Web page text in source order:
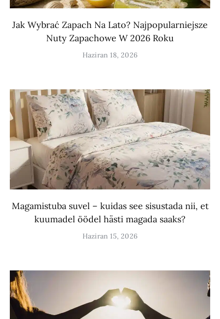
Jak Wybrać Zapach Na Lato? Najpopularniejsze
Nuty Zapachowe W 2026 Roku
Haziran 18, 2026
Magamistuba suvel – kuidas see sisustada nii, et
kuumadel öödel hästi magada saaks?
Haziran 15, 2026